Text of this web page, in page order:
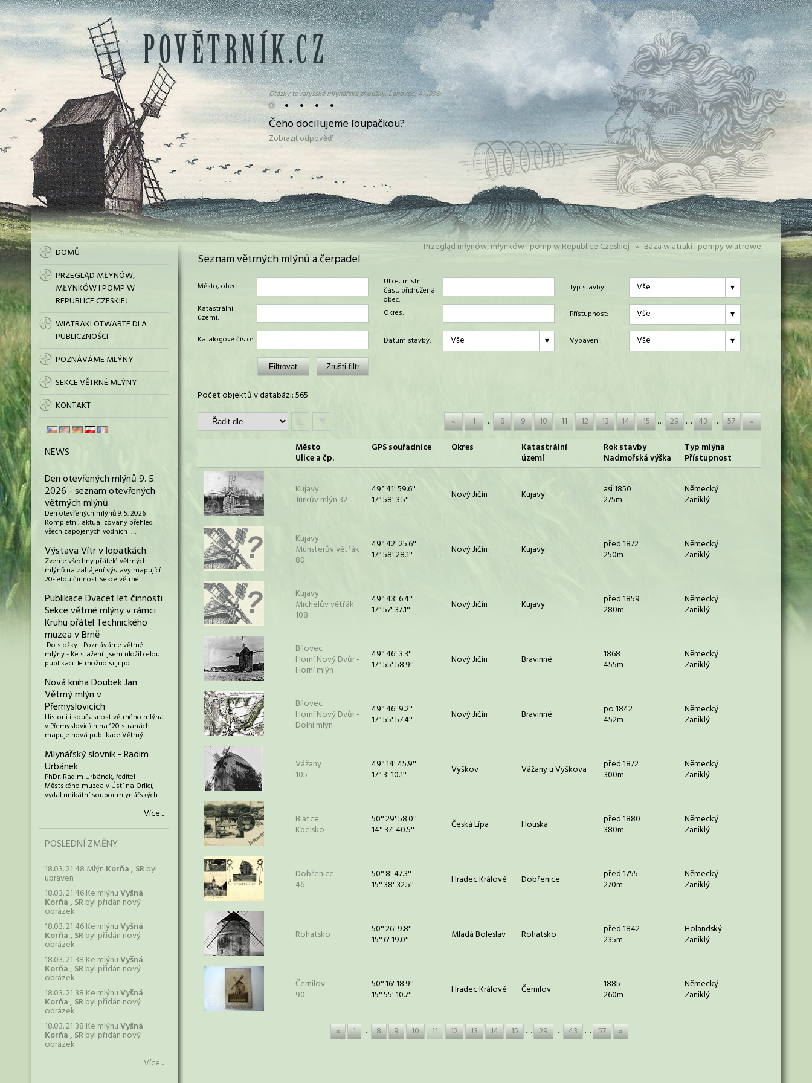
• • • • •
Otázky tovaryšské mlynářské zkoušky, Lehovec, A. 1936:
Čeho docilujeme loupačkou?
Zobrazit odpověď
DOMŮ
PRZEGLĄD MŁYNÓW,
MŁYNKÓW I POMP W
REPUBLICE CZESKIEJ
WIATRAKI OTWARTE DLA
PUBLICZNOŚCI
POZNÁVÁME MLÝNY
SEKCE VĚTRNÉ MLÝNY
KONTAKT
NEWS
Den otevřených mlýnů 9. 5.
2026 - seznam otevřených
větrných mlýnů
Den otevřených mlýnů 9. 5. 2026
Kompletní, aktualizovaný přehled
všech zapojených vodních i…
Výstava Vítr v lopatkách
Zveme všechny přátelé větrných
mlýnů na zahájení výstavy mapující
20-letou činnost Sekce větrné…
Publikace Dvacet let činnosti
Sekce větrné mlýny v rámci
Kruhu přátel Technického
muzea v Brně
Do složky - Poznáváme větrné
mlýny - Ke stažení jsem uložil celou
publikaci. Je možno si ji po…
Nová kniha Doubek Jan
Větrný mlýn v
Přemyslovicích
Historii i současnost větrného mlýna
v Přemyslovicích na 120 stranách
mapuje nová publikace Větrný…
Mlynářský slovník - Radim
Urbánek
PhDr. Radim Urbánek, ředitel
Městského muzea v Ústí na Orlicí,
vydal unikátní soubor mlynářských…
Více...
POSLEDNÍ ZMĚNY
18.03. 21:48 Mlýn Korňa , SRbyl
upraven
18.03. 21:46 Ke mlýnuVyšná
Korňa , SRbyl přidán nový
obrázek
18.03. 21:46 Ke mlýnuVyšná
Korňa , SRbyl přidán nový
obrázek
18.03. 21:38 Ke mlýnuVyšná
Korňa , SRbyl přidán nový
obrázek
18.03. 21:38 Ke mlýnuVyšná
Korňa , SRbyl přidán nový
obrázek
18.03. 21:38 Ke mlýnuVyšná
Korňa , SRbyl přidán nový
obrázek
Více...
Przegląd młynów, młynków i pomp w Republice Czeskiej » Baza wiatraki i pompy wiatrowe
Seznam větrných mlýnů a čerpadel
Město, obec: Ulice, místní
část, přidružená
obec:
Typ stavby: Vše
Katastrální
území: Okres: Přístupnost: Vše
Katalogové číslo: Datum stavby: Vše Vybavení: Vše
Počet objektů v databázi: 565
«
1 … 8 9 10 11 12 13 14 15 … 29 … 43 … 57
»
Město
Ulice a čp.
GPS souřadnice Okres Katastrální
území
Rok stavby
Nadmořská výška
Typ mlýna
Přístupnost
Kujavy
Jurkův mlýn 32
49° 41' 59.6''
17° 58' 3.5'' Nový Jičín Kujavy asi 1850
275m
Německý
Zaniklý
Kujavy
Münsterův větřák
80
49° 42' 25.6''
17° 58' 28.1'' Nový Jičín Kujavy před 1872
250m
Německý
Zaniklý
Kujavy
Michelův větřák
108
49° 43' 6.4''
17° 57' 37.1'' Nový Jičín Kujavy před 1859
280m
Německý
Zaniklý
Bílovec
Horní Nový Dvůr -
Horní mlýn
49° 46' 3.3''
17° 55' 58.9'' Nový Jičín Bravinné 1868
455m
Německý
Zaniklý
Bílovec
Horní Nový Dvůr -
Dolní mlýn
49° 46' 9.2''
17° 55' 57.4'' Nový Jičín Bravinné po 1842
452m
Německý
Zaniklý
Vážany
105
49° 14' 45.9''
17° 3' 10.1'' Vyškov Vážany u Vyškova před 1872
300m
Německý
Zaniklý
Blatce
Kbelsko
50° 29' 58.0''
14° 37' 40.5'' Česká Lípa Houska před 1880
380m
Německý
Zaniklý
Dobřenice
46
50° 8' 47.3''
15° 38' 32.5'' Hradec Králové Dobřenice před 1755
270m
Německý
Zaniklý
Rohatsko 50° 26' 9.8''
15° 6' 19.0'' Mladá Boleslav Rohatsko před 1842
235m
Holandský
Zaniklý
Černilov
90
50° 16' 18.9''
15° 55' 10.7'' Hradec Králové Černilov 1885
260m
Německý
Zaniklý
« 1 … 8 9 10 11 12 13 14 15 … 29 … 43 … 57 »